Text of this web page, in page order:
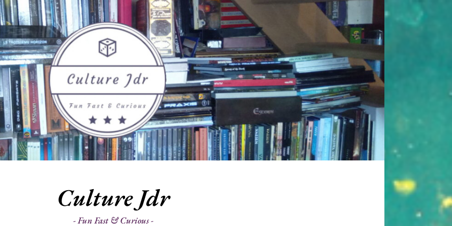
Culture Jdr
Fun Fast & Curious